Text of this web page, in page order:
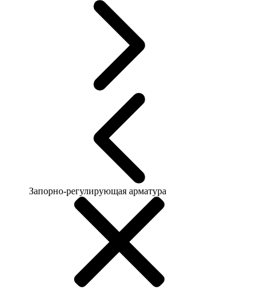
Запорно-регулирующая арматура